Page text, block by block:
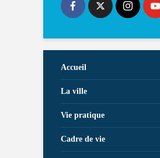
Accueil
La ville
Vie pratique
Cadre de vie